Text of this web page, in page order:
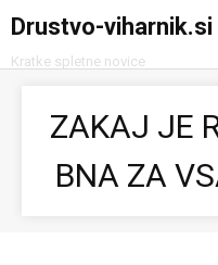
Drustvo-viharnik.si
Kratke spletne novice
ZAKAJ JE
BNA ZA